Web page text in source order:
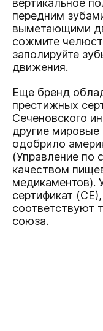
вертикальное
передним
выметающими
сожмите
заполируйте
движения.
Еще бренд
престижных
Сеченовского
другие мировые
одобрило
(Управление по
качеством
медикаментов).
сертификат
соответствуют
союза.